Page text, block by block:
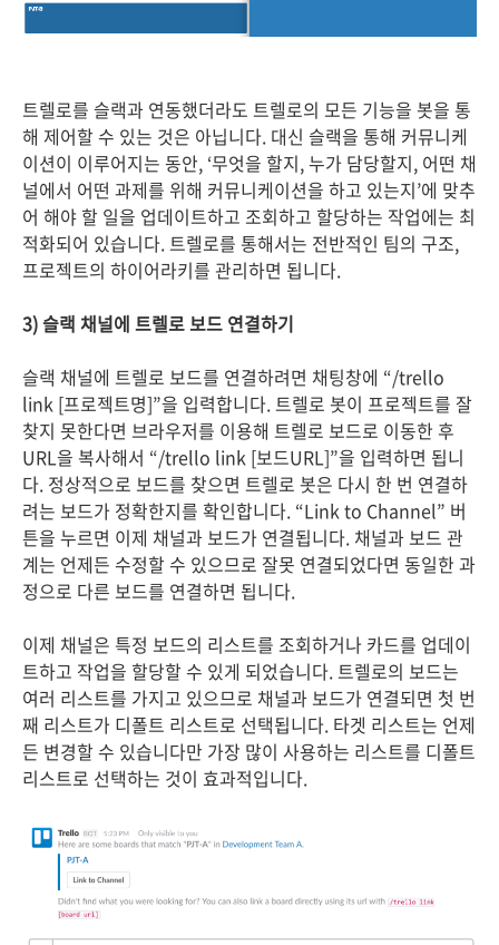
트렐로를 슬랙과 연동했더라도 트렐로의 모든 기능을 봇을 통
해 제어할 수 있는 것은 아닙니다. 대신 슬랙을 통해 커뮤니케
이션이 이루어지는 동안, ‘무엇을 할지, 누가 담당할지, 어떤 채
널에서 어떤 과제를 위해 커뮤니케이션을 하고 있는지’에 맞추
어 해야 할 일을 업데이트하고 조회하고 할당하는 작업에는 최
적화되어 있습니다. 트렐로를 통해서는 전반적인 팀의 구조,
프로젝트의 하이어라키를 관리하면 됩니다.
3) 슬랙 채널에 트렐로 보드 연결하기
슬랙 채널에 트렐로 보드를 연결하려면 채팅창에 “/trello
link [프로젝트명]”을 입력합니다. 트렐로 봇이 프로젝트를 잘
찾지 못한다면 브라우저를 이용해 트렐로 보드로 이동한 후
URL을 복사해서 “/trello link [보드URL]”을 입력하면 됩니
다. 정상적으로 보드를 찾으면 트렐로 봇은 다시 한 번 연결하
려는 보드가 정확한지를 확인합니다. “Link to Channel” 버
튼을 누르면 이제 채널과 보드가 연결됩니다. 채널과 보드 관
계는 언제든 수정할 수 있으므로 잘못 연결되었다면 동일한 과
정으로 다른 보드를 연결하면 됩니다.
이제 채널은 특정 보드의 리스트를 조회하거나 카드를 업데이
트하고 작업을 할당할 수 있게 되었습니다. 트렐로의 보드는
여러 리스트를 가지고 있으므로 채널과 보드가 연결되면 첫 번
째 리스트가 디폴트 리스트로 선택됩니다. 타겟 리스트는 언제
든 변경할 수 있습니다만 가장 많이 사용하는 리스트를 디폴트
리스트로 선택하는 것이 효과적입니다.